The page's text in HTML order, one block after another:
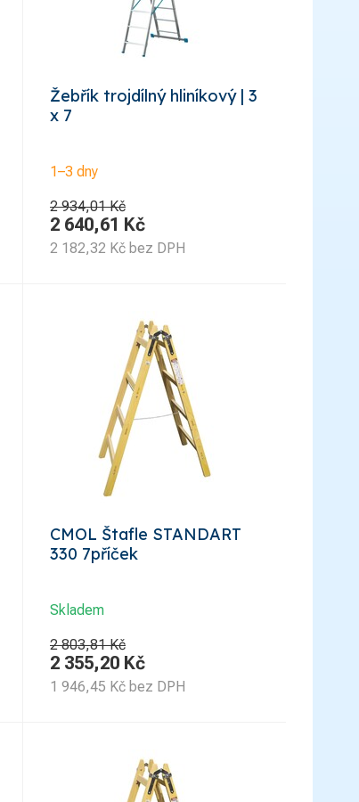
Žebřík trojdílný hliníkový | 3
x 7
1–3 dny
2 934,01 Kč
2 640,61 Kč
2 182,32 Kč bez DPH
CMOL Štafle STANDART
330 7příček
Skladem
2 803,81 Kč
2 355,20 Kč
1 946,45 Kč bez DPH